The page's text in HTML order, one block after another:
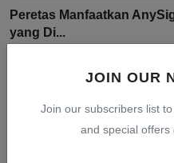
JOIN OUR
Join our subscribers list
and special offers
Peretas Manfaatkan
yang Di...